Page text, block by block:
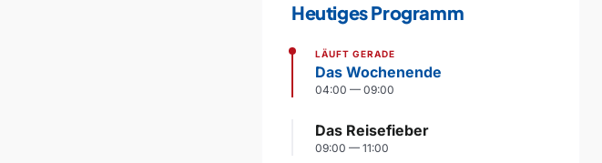
Heutiges Programm
LÄUFT GERADE
Das Wochenende
04:00 — 09:00
Das Reisefieber
09:00 — 11:00